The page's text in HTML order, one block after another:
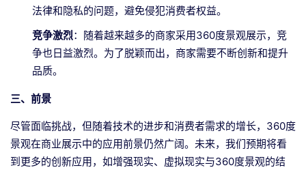
法律和隐私的问题，避免侵犯消费者权益。
竞争激烈：随着越来越多的商家采用360度景观展示，竞
争也日益激烈。为了脱颖而出，商家需要不断创新和提升
品质。
三、前景
尽管面临挑战，但随着技术的进步和消费者需求的增长，360度
景观在商业展示中的应用前景仍然广阔。未来，我们预期将看
到更多的创新应用，如增强现实、虚拟现实与360度景观的结